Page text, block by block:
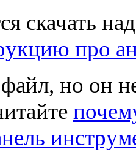
скачать
про
но он